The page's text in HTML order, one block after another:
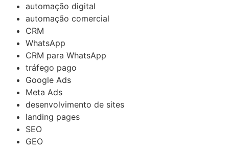
automação digital
automação comercial
CRM
WhatsApp
CRM para WhatsApp
tráfego pago
Google Ads
Meta Ads
desenvolvimento de sites
landing pages
SEO
GEO